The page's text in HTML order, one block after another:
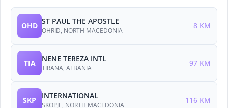
OHD ST PAUL THE APOSTLE
OHRID, NORTH MACEDONIA
8 KM
TIA NENE TEREZA INTL
TIRANA, ALBANIA
97 KM
SKP INTERNATIONAL
SKOPJE, NORTH MACEDONIA
116 KM